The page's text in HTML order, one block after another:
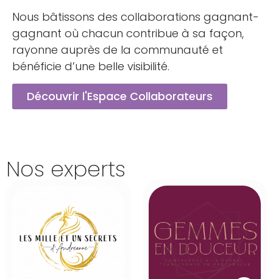
Nous bâtissons des collaborations gagnant-
gagnant où chacun contribue à sa façon,
rayonne auprès de la communauté et
bénéficie d’une belle visibilité.
Découvrir l'Espace Collaborateurs
Nos experts